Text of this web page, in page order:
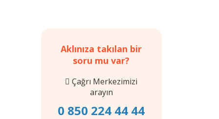
Aklınıza takılan bir
soru mu var?
Çağrı Merkezimizi
arayın
0 850 224 44 44